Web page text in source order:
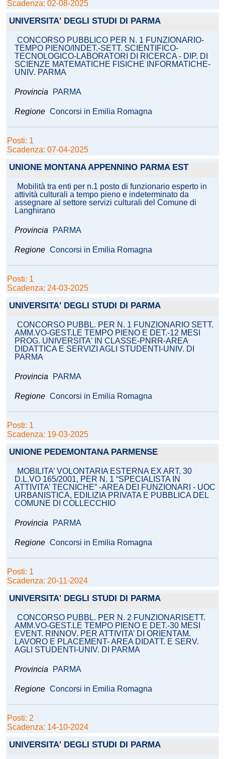
Scadenza: 02-08-2025
UNIVERSITA' DEGLI STUDI DI PARMA
CONCORSO PUBBLICO PER N. 1 FUNZIONARIO-
TEMPO PIENO/INDET.-SETT. SCIENTIFICO-
TECNOLOGICO-LABORATORI DI RICERCA - DIP. DI
SCIENZE MATEMATICHE FISICHE INFORMATICHE-
UNIV. PARMA
Provincia PARMA
Regione Concorsi in Emilia Romagna
Posti: 1
Scadenza: 07-04-2025
UNIONE MONTANA APPENNINO PARMA EST
Mobilità tra enti per n.1 posto di funzionario esperto in
attività culturali a tempo pieno e indeterminato da
assegnare al settore servizi culturali del Comune di
Langhirano
Provincia PARMA
Regione Concorsi in Emilia Romagna
Posti: 1
Scadenza: 24-03-2025
UNIVERSITA' DEGLI STUDI DI PARMA
CONCORSO PUBBL. PER N. 1 FUNZIONARIO SETT.
AMM.VO-GEST.LE TEMPO PIENO E DET.-12 MESI
PROG. UNIVERSITA' IN CLASSE-PNRR-AREA
DIDATTICA E SERVIZI AGLI STUDENTI-UNIV. DI
PARMA
Provincia PARMA
Regione Concorsi in Emilia Romagna
Posti: 1
Scadenza: 19-03-2025
UNIONE PEDEMONTANA PARMENSE
MOBILITA’ VOLONTARIA ESTERNA EX ART. 30
D.L.VO 165/2001, PER N. 1 “SPECIALISTA IN
ATTIVITA’ TECNICHE” -AREA DEI FUNZIONARI - UOC
URBANISTICA, EDILIZIA PRIVATA E PUBBLICA DEL
COMUNE DI COLLECCHIO
Provincia PARMA
Regione Concorsi in Emilia Romagna
Posti: 1
Scadenza: 20-11-2024
UNIVERSITA' DEGLI STUDI DI PARMA
CONCORSO PUBBL. PER N. 2 FUNZIONARISETT.
AMM.VO-GEST.LE TEMPO PIENO E DET.-30 MESI
EVENT. RINNOV. PER ATTIVITA’ DI ORIENTAM.
LAVORO E PLACEMENT- AREA DIDATT. E SERV.
AGLI STUDENTI-UNIV. DI PARMA
Provincia PARMA
Regione Concorsi in Emilia Romagna
Posti: 2
Scadenza: 14-10-2024
UNIVERSITA' DEGLI STUDI DI PARMA